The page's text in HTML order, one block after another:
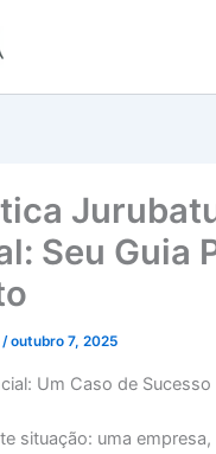
Seu Guia
/outubro 7, 2025
Um Caso de Sucesso
situação: uma